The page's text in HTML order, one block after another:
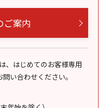
ご案内
、はじめてのお客様専用
問い合わせください。